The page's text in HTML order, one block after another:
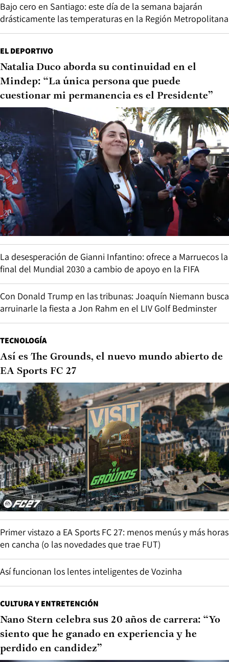
Bajo cero en Santiago: este día de la semana bajarán
drásticamente las temperaturas en la Región Metropolitana
EL DEPORTIVO
Natalia Duco aborda su continuidad en el
Mindep: “La única persona que puede
cuestionar mi permanencia es el Presidente”
La desesperación de Gianni Infantino: ofrece a Marruecos la
final del Mundial 2030 a cambio de apoyo en la FIFA
Con Donald Trump en las tribunas: Joaquín Niemann busca
arruinarle la fiesta a Jon Rahm en el LIV Golf Bedminster
TECNOLOGÍA
Así es The Grounds, el nuevo mundo abierto de
EA Sports FC 27
Primer vistazo a EA Sports FC 27: menos menús y más horas
en cancha (o las novedades que trae FUT)
Así funcionan los lentes inteligentes de Vozinha
CULTURA Y ENTRETENCIÓN
Nano Stern celebra sus 20 años de carrera: “Yo
siento que he ganado en experiencia y he
perdido en candidez”